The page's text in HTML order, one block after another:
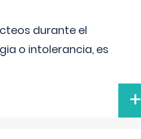
durante el
o intolerancia, es
+